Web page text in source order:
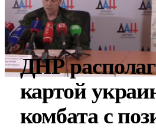
ДНР
картой
комбата с